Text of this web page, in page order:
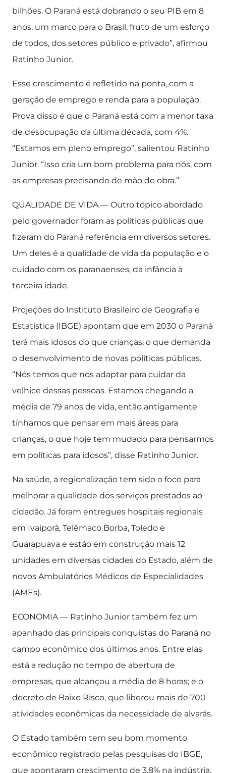
bilhões. O Paraná está dobrando o seu PIB em 8
anos, um marco para o Brasil, fruto de um esforço
de todos, dos setores público e privado”, afirmou
Ratinho Junior.
Esse crescimento é refletido na ponta, com a
geração de emprego e renda para a população.
Prova disso é que o Paraná está com a menor taxa
de desocupação da última década, com 4%.
“Estamos em pleno emprego”, salientou Ratinho
Junior. “Isso cria um bom problema para nós, com
as empresas precisando de mão de obra.”
QUALIDADE DE VIDA — Outro tópico abordado
pelo governador foram as políticas públicas que
fizeram do Paraná referência em diversos setores.
Um deles é a qualidade de vida da população e o
cuidado com os paranaenses, da infância à
terceira idade.
Projeções do Instituto Brasileiro de Geografia e
Estatística (IBGE) apontam que em 2030 o Paraná
terá mais idosos do que crianças, o que demanda
o desenvolvimento de novas políticas públicas.
“Nós temos que nos adaptar para cuidar da
velhice dessas pessoas. Estamos chegando a
média de 79 anos de vida, então antigamente
tínhamos que pensar em mais áreas para
crianças, o que hoje tem mudado para pensarmos
em políticas para idosos”, disse Ratinho Junior.
Na saúde, a regionalização tem sido o foco para
melhorar a qualidade dos serviços prestados ao
cidadão. Já foram entregues hospitais regionais
em Ivaiporã, Telêmaco Borba, Toledo e
Guarapuava e estão em construção mais 12
unidades em diversas cidades do Estado, além de
novos Ambulatórios Médicos de Especialidades
(AMEs).
ECONOMIA — Ratinho Junior também fez um
apanhado das principais conquistas do Paraná no
campo econômico dos últimos anos. Entre elas
está a redução no tempo de abertura de
empresas, que alcançou a média de 8 horas; e o
decreto de Baixo Risco, que liberou mais de 700
atividades econômicas da necessidade de alvarás.
O Estado também tem seu bom momento
econômico registrado pelas pesquisas do IBGE,
que apontaram crescimento de 3,8% na indústria,